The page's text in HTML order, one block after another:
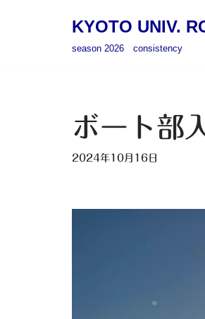
KYOTO UNIV.
season 2026 consistency
ボート部
2024年10月16日